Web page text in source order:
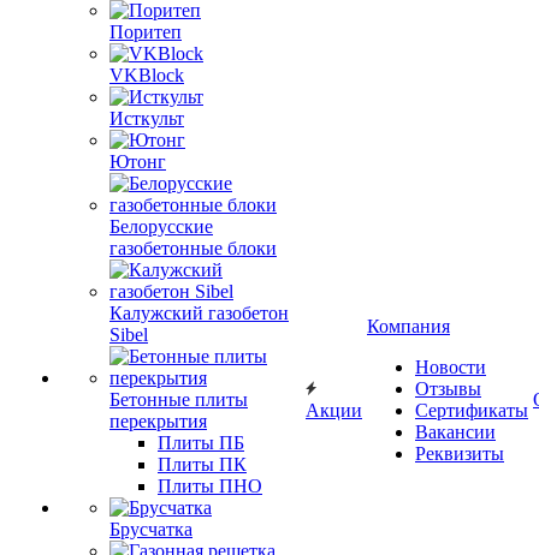
Поритеп
VKBlock
Исткульт
Ютонг
Белорусские
газобетонные блоки
Калужский газобетон
Sibel
Бетонные плиты
перекрытия
Плиты ПБ
Плиты ПК
Плиты ПНО
Брусчатка
Акции
Компания
Новости
Отзывы
Сертификаты
Вакансии
Реквизиты